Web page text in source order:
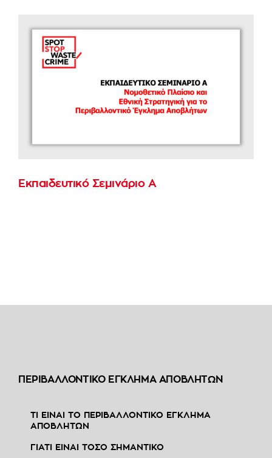
Εκπαιδευτικό Σεμινάριο Α
ΠΕΡΙΒΑΛΛΟΝΤΙΚΟ ΕΓΚΛΗΜΑ ΑΠΟΒΛΗΤΩΝ
ΤΙ ΕΙΝΑΙ ΤΟ ΠΕΡΙΒΑΛΛΟΝΤΙΚΟ ΕΓΚΛΗΜΑ
ΑΠΟΒΛΗΤΩΝ
ΓΙΑΤΙ ΕΙΝΑΙ ΤΟΣΟ ΣΗΜΑΝΤΙΚΟ